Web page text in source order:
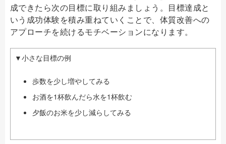
成できたら次の目標に取り組みましょう。目標達成と
いう成功体験を積み重ねていくことで、体質改善への
アプローチを続けるモチベーションになります。
▼小さな目標の例
歩数を少し増やしてみる
お酒を1杯飲んだら水を1杯飲む
夕飯のお米を少し減らしてみる